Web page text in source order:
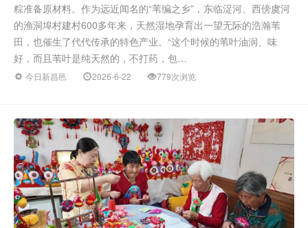
粽准备原材料。作为远近闻名的“苇编之乡”，东临浞河、西傍虞河
的渔洞埠村建村600多年来，天然湿地孕育出一望无际的浩瀚苇
田，也催生了代代传承的特色产业。“这个时候的苇叶油润、味
好，而且苇叶是纯天然的，不打药，包…
今日新昌邑 2026-6-22 779次浏览